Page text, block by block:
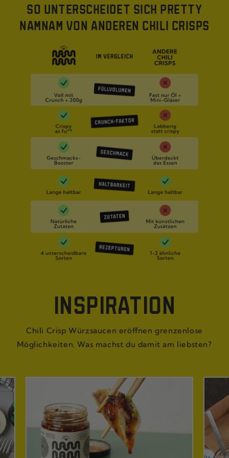
SO UNTERSCHEIDET SICH PRETTY
NAMNAM VON ANDEREN CHILI CRISPS
INSPIRATION
Chili Crisp Würzsaucen eröffnen grenzenlose
Möglichkeiten. Was machst du damit am liebsten?